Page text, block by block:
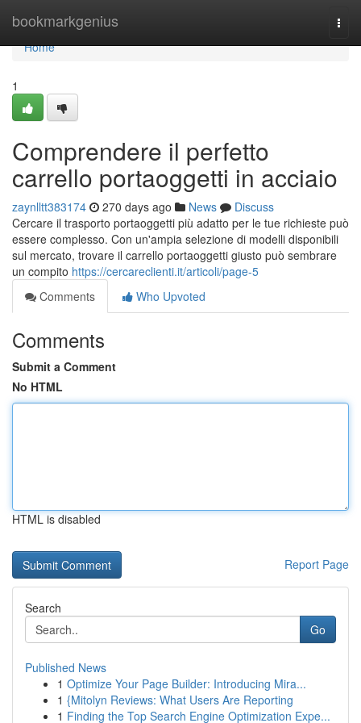
bookmarkgenius
Home
Home
1
Comprendere il perfetto
carrello portaoggetti in acciaio
zaynlltt383174 270 days ago News
Discuss
Cercare il trasporto portaoggetti più adatto per le tue richieste può
essere complesso. Con un'ampia selezione di modelli disponibili
sul mercato, trovare il carrello portaoggetti giusto può sembrare
un compito https://cercareclienti.it/articoli/page-5
Comments
Who Upvoted
Comments
Submit a Comment
No HTML
HTML is disabled
Report Page
Search
Go
Published News
1 Optimize Your Page Builder: Introducing Mira...
1 {Mitolyn Reviews: What Users Are Reporting
1 Finding the Top Search Engine Optimization Expe...